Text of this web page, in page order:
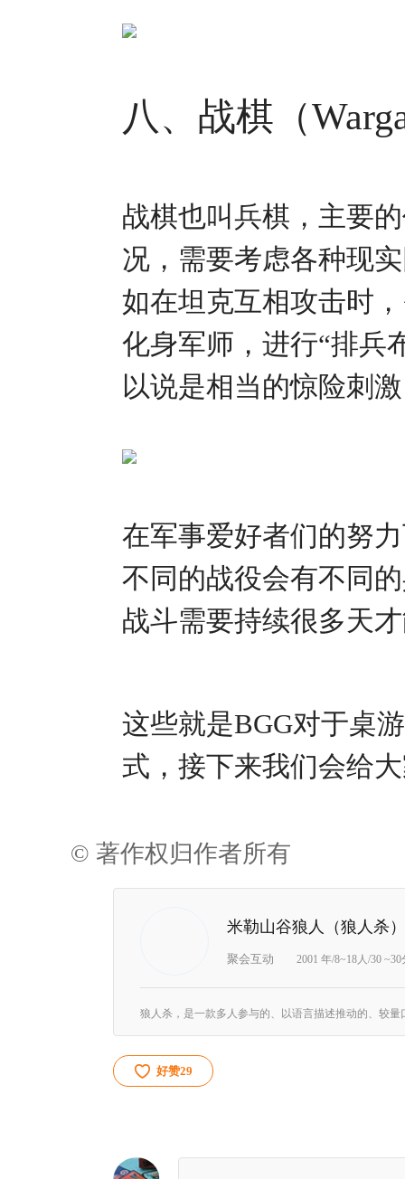
八、战棋（
战棋也叫兵棋，主要
况，需要考虑各种现
如在坦克互相攻击时
化身军师，进行“排兵
以说是相当的惊险刺
在军事爱好者们的努
不同的战役会有不同
战斗需要持续很多天
这些就是BGG对于桌
式，接下来我们会给
© 著作权归作者所有
米勒山谷狼人（狼人杀）
聚会互动 2001 年/8~18人/30 ~30
好赞29